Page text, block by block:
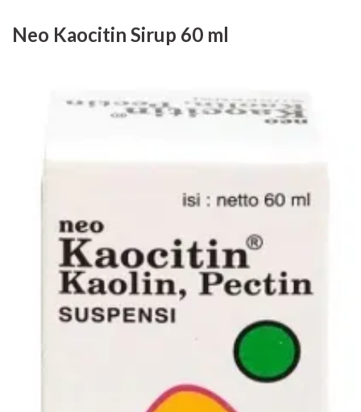
Neo Kaocitin Sirup 60 ml